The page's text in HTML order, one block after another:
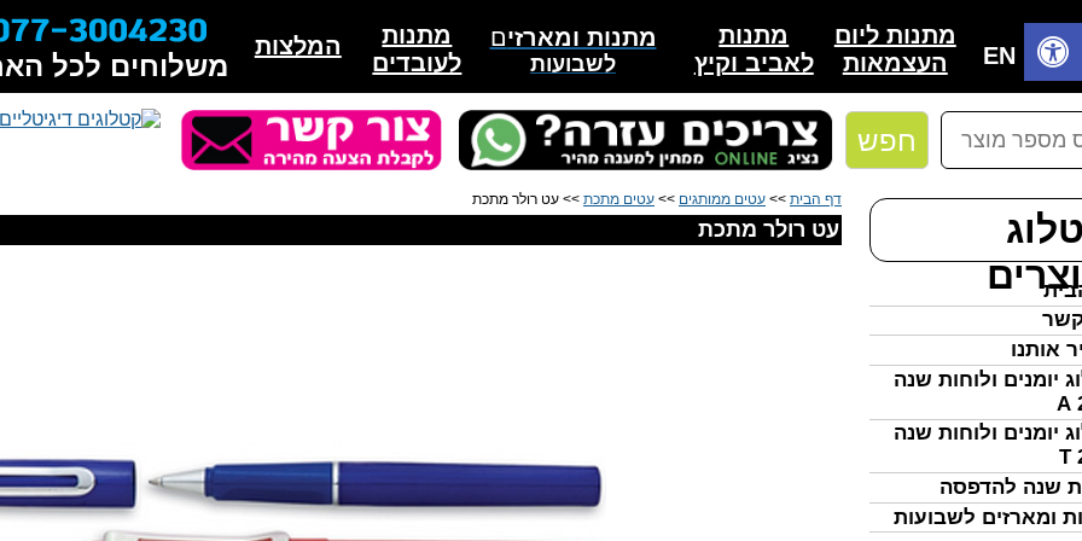
חפש
אותנו
יומנים ולוחות שנה
יומנים ולוחות שנה
שנה להדפסה
ומארזים לשבועות
EN
מתנות
לאביב וקיץ
המלצות
מתנות
לעובדים
מתנות ומארזים
לשבועות
מתנות ליום
העצמאות
משלוחים לכל
דף הבית >> עטים ממותגים >> עטים מתכת >> עט רולר מתכת
עט רולר מתכת